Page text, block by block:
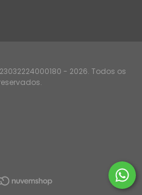
- 2026. Todos os